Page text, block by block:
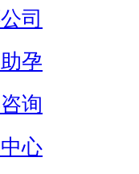
司
孕
询
心